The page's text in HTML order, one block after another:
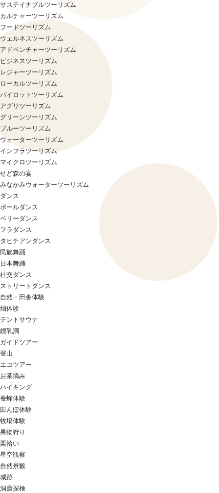
サステイナブルツーリズム
カルチャーツーリズム
フードツーリズム
ウェルネスツーリズム
アドベンチャーツーリズム
ビジネスツーリズム
レジャーツーリズム
ローカルツーリズム
パイロットツーリズム
アグリツーリズム
グリーンツーリズム
ブルーツーリズム
ウォーターツーリズム
インフラツーリズム
マイクロツーリズム
せど森の宴
みなかみウォーターツーリズム
ダンス
ポールダンス
ベリーダンス
フラダンス
タヒチアンダンス
民族舞踊
日本舞踊
社交ダンス
ストリートダンス
自然・田舎体験
畑体験
テントサウナ
鍾乳洞
ガイドツアー
登山
エコツアー
お茶摘み
ハイキング
養蜂体験
田んぼ体験
牧場体験
果物狩り
栗拾い
星空観察
自然景観
城跡
洞窟探検